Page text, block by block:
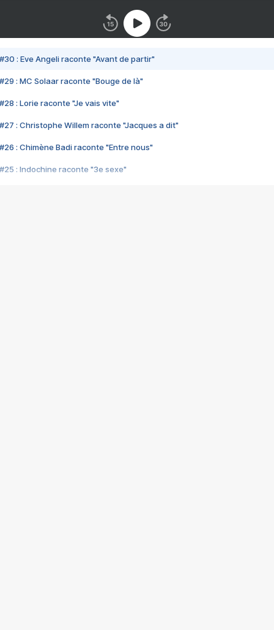
#30 : Eve Angeli raconte "Avant de partir"
#29 : MC Solaar raconte "Bouge de là"
#28 : Lorie raconte "Je vais vite"
#27 : Christophe Willem raconte "Jacques a dit"
#26 : Chimène Badi raconte "Entre nous"
#25 : Indochine raconte "3e sexe"